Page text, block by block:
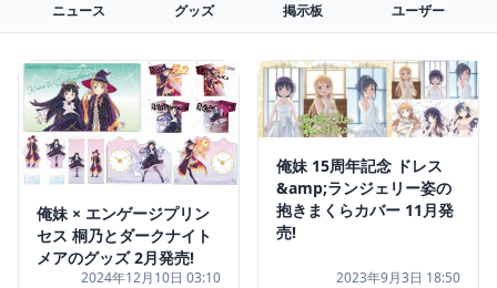
ニュース グッズ 掲示板 ユーザー
俺妹 × エンゲージプリン
セス 桐乃とダークナイト
メアのグッズ 2月発売!
2024年12月10日 03:10
俺妹 15周年記念 ドレス
&amp;ランジェリー姿の
抱きまくらカバー 11月発
売!
2023年9月3日 18:50